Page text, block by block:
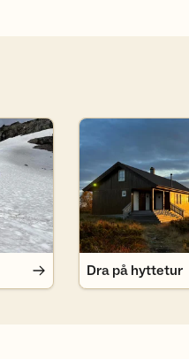
Dra på hyttetur
Dra på hyttetur